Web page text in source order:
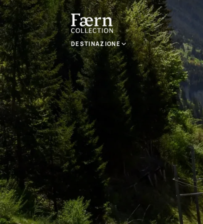
DESTINAZIONE